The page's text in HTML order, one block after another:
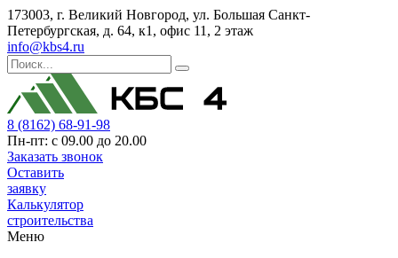
173003, г. Великий Новгород, ул. Большая Санкт-
Петербургская, д. 64, к1, офис 11, 2 этаж
info@kbs4.ru
8 (8162) 68-91-98
Пн-пт: с 09.00 до 20.00
Заказать звонок
Оставить
заявку
Калькулятор
строительства
Меню